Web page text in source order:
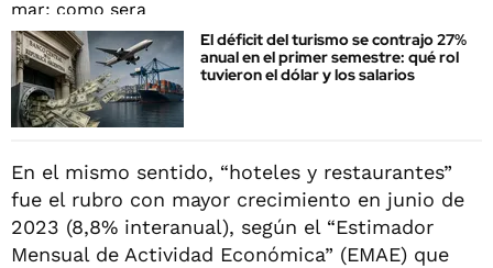
El déficit del turismo se contrajo 27%
anual en el primer semestre: qué rol
tuvieron el dólar y los salarios
En el mismo sentido, “hoteles y restaurantes”
fue el rubro con mayor crecimiento en junio de
2023 (8,8% interanual), según el “Estimador
Mensual de Actividad Económica” (EMAE) que